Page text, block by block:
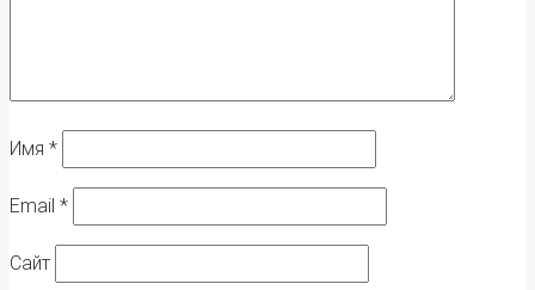
Имя *
Email *
Сайт